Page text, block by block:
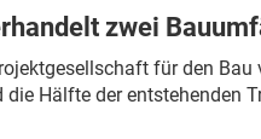
zwei
für den
Hälfte der entstehenden